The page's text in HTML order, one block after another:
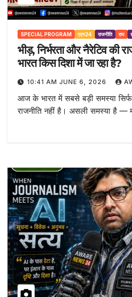
SPECIAL PROGRAM एएन24 राजनीति राय
भीड़, निर्भरता और नैरेटिव की
भारत किस दिशा में जा रहा है?
10:41 AM JUNE 6, 2026
आज के भारत में सबसे बड़ी समस्या सिर्फ
राजनीति नहीं है। असली समस्या है —